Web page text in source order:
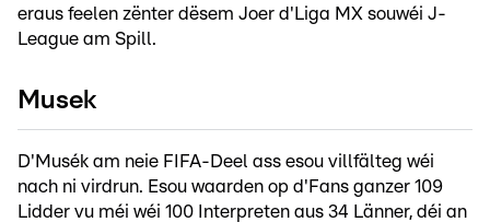
eraus feelen zënter dësem Joer d'Liga MX souwéi J-
League am Spill.
Musek
D'Musék am neie FIFA-Deel ass esou villfälteg wéi
nach ni virdrun. Esou waarden op d'Fans ganzer 109
Lidder vu méi wéi 100 Interpreten aus 34 Länner, déi an